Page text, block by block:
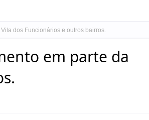
dos Funcionários e outros bairros.
em parte da